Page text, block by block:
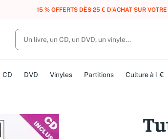
UN ACHAT, DES POINTS, DES RÉCOMPENSES :REJOIGNEZ
CD DVD Vinyles Partitions Culture à 1 €